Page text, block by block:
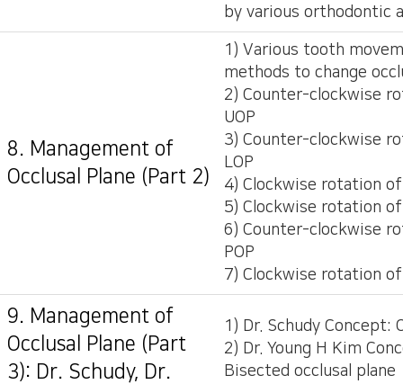
by various orthodontic
8. Management of
Occlusal Plane (Part 2)
1) Various tooth
methods to change
2) Counter-clockwise
UOP
3) Counter-clockwise
LOP
4) Clockwise rotation of
5) Clockwise rotation of
6) Counter-clockwise
POP
7) Clockwise rotation of
9. Management of
Occlusal Plane (Part
3): Dr. Schudy, Dr.
1) Dr. Schudy Concept:
2) Dr. Young H Kim
Bisected occlusal plane